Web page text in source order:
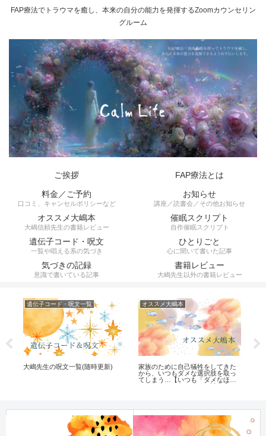
FAP療法でトラウマを癒し、本来の自分の能力を発揮するZoomカウンセリン
グルーム
ご挨拶
FAP療法とは
料金／ご予約
口コミ、キャンセルポリシーなど
お知らせ
講座／読書会／その他お知らせ
オススメ大嶋本
大嶋信頼先生の書籍レビュー
催眠スクリプト
自作催眠スクリプト
遺伝子コード・呪文
一覧や唱える系の気づき
ひとりごと
心に聞いて書いた記事
気づきの記録
意識で書いている記事
書籍レビュー
大嶋先生以外の書籍レビュー
遺伝子コード・呪文一覧
大嶋先生の呪文一覧(随時更新)
オススメ大嶋本
家族のために自己犠牲をしてきた
から、いつもダメな選択肢を取っ
てしまう…【いつも「ダメなほう